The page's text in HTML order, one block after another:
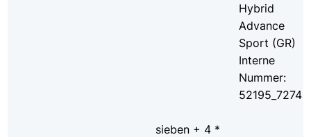
Hybrid
Advance
Sport (GR)
Interne
Nummer:
52195_7274
sieben + 4 *